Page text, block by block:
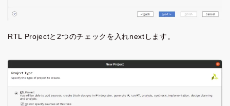
RTL Projectと2つのチェックを入れnextします。